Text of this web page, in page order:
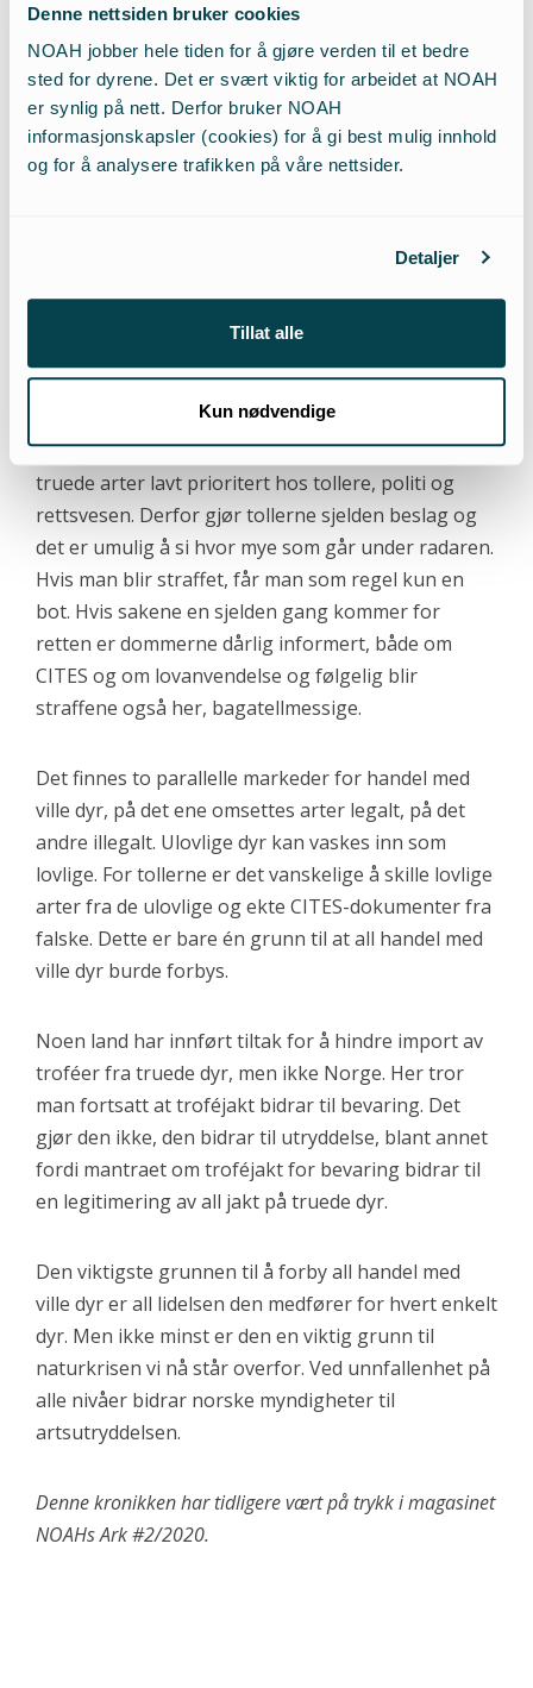
Denne nettsiden bruker cookies
NOAH jobber hele tiden for å gjøre verden til et bedre
sted for dyrene. Det er svært viktig for arbeidet at NOAH
er synlig på nett. Derfor bruker NOAH
informasjonskapsler (cookies) for å gi best mulig innhold
og for å analysere trafikken på våre nettsider.
Detaljer
Tillat alle
Kun nødvendige
forskning har kilder fra Miljødirektoratet belyst
hvordan dyrehageindustrien har hatt fordeler ved
at de blir tilbudt ulovlige dyr som er blitt konfiskert
på grensen. Dette har likevel to sider, de enkelte
dyrene som tas imot får leve videre, mens de som
oss suvenirer, drar på troféjakt og kjøper
Norge er det også gjort beslag i en hel sibirsk
tiger, løvehoder, bjørnehoder og pelser, etc. Men vi
tas sjelden for det, for generelt er handelen med
truede arter lavt prioritert hos tollere, politi og
rettsvesen. Derfor gjør tollerne sjelden beslag og
det er umulig å si hvor mye som går under radaren.
Hvis man blir straffet, får man som regel kun en
bot. Hvis sakene en sjelden gang kommer for
retten er dommerne dårlig informert, både om
CITES og om lovanvendelse og følgelig blir
straffene også her, bagatellmessige.
Det finnes to parallelle markeder for handel med
ville dyr, på det ene omsettes arter legalt, på det
andre illegalt. Ulovlige dyr kan vaskes inn som
lovlige. For tollerne er det vanskelige å skille lovlige
arter fra de ulovlige og ekte CITES-dokumenter fra
falske. Dette er bare én grunn til at all handel med
ville dyr burde forbys.
Noen land har innført tiltak for å hindre import av
troféer fra truede dyr, men ikke Norge. Her tror
man fortsatt at troféjakt bidrar til bevaring. Det
gjør den ikke, den bidrar til utryddelse, blant annet
fordi mantraet om troféjakt for bevaring bidrar til
en legitimering av all jakt på truede dyr.
Den viktigste grunnen til å forby all handel med
ville dyr er all lidelsen den medfører for hvert enkelt
dyr. Men ikke minst er den en viktig grunn til
naturkrisen vi nå står overfor. Ved unnfallenhet på
alle nivåer bidrar norske myndigheter til
artsutryddelsen.
Denne kronikken har tidligere vært på trykk i magasinet
NOAHs Ark #2/2020.